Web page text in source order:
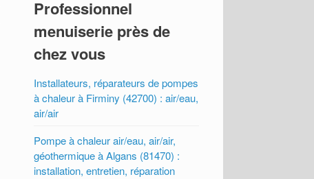
Professionnel
menuiserie près de
chez vous
Installateurs, réparateurs de pompes
à chaleur à Firminy (42700) : air/eau,
air/air
Pompe à chaleur air/eau, air/air,
géothermique à Algans (81470) :
installation, entretien, réparation